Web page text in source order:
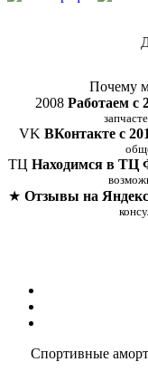
Почему
2008 Работаем с
VK ВКонтакте с
ТЦ Находимся в ТЦ
★ Отзывы на
Спортивные